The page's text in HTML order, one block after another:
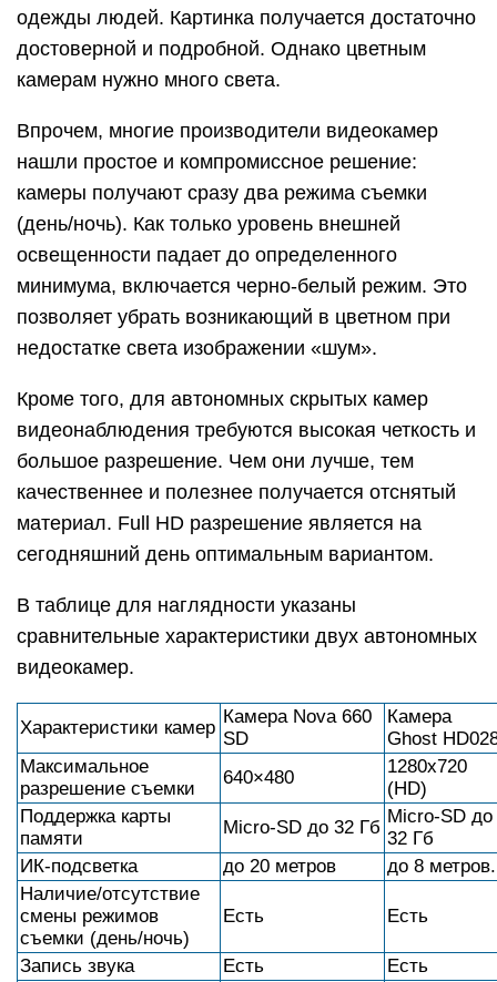
одежды людей. Картинка получается достаточно
достоверной и подробной. Однако цветным
камерам нужно много света.
Впрочем, многие производители видеокамер
нашли простое и компромиссное решение:
камеры получают сразу два режима съемки
(день/ночь). Как только уровень внешней
освещенности падает до определенного
минимума, включается черно-белый режим. Это
позволяет убрать возникающий в цветном при
недостатке света изображении «шум».
Кроме того, для автономных скрытых камер
видеонаблюдения требуются высокая четкость и
большое разрешение. Чем они лучше, тем
качественнее и полезнее получается отснятый
материал. Full HD разрешение является на
сегодняшний день оптимальным вариантом.
В таблице для наглядности указаны
сравнительные характеристики двух автономных
видеокамер.
Характеристики камер
Камера Nova 660
SD
Камера
Ghost
Максимальное
разрешение съемки
640×480
1280х720
(HD)
Поддержка карты
памяти
Micro-SD до 32 Гб
Micro-SD до
32 Гб
ИК-подсветка
до 20 метров
до 8 метров.
Наличие/отсутствие
смены режимов
съемки (день/ночь)
Есть Есть
Запись звука Есть
Есть